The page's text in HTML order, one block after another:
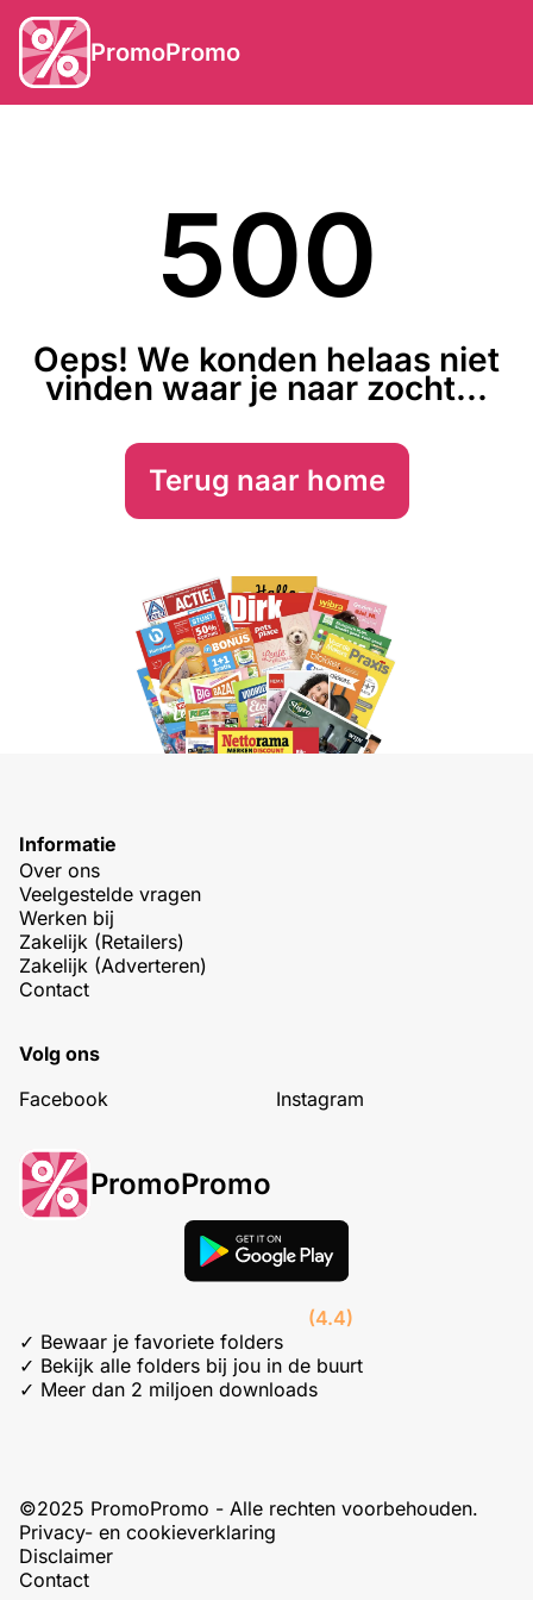
PromoPromo
500
Oeps! We konden helaas niet
vinden waar je naar zocht...
Terug naar home
Informatie
Over ons
Veelgestelde vragen
Werken bij
Zakelijk (Retailers)
Zakelijk (Adverteren)
Contact
Volg ons
Facebook
Instagram
PromoPromo
(4.4)
✓ Bewaar je favoriete folders
✓ Bekijk alle folders bij jou in de buurt
✓ Meer dan 2 miljoen downloads
©2025 PromoPromo - Alle rechten voorbehouden.
Privacy- en cookieverklaring
Disclaimer
Contact